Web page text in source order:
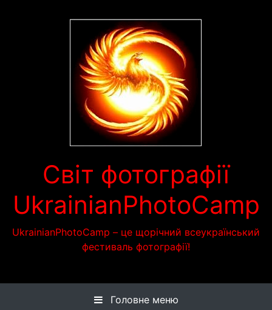
Світ фотографії
UkrainianPhotoCamp
UkrainianPhotoCamp – це щорічний всеукраїнський
фестиваль фотографії!
Головне меню